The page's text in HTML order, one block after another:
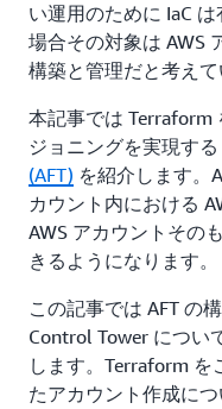
い運用のために IaC
場合その対象は AWS
構築と管理だと考えて
本記事では Terraform
ジョニングを実現する
(AFT) を紹介します。
カウント内における
AWS アカウントその
きるようになります。
この記事では AFT の
Control Tower につい
します。Terraform
たアカウント作成に